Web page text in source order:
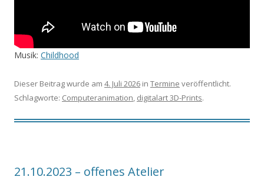
Musik: Childhood
Dieser Beitrag wurde am 4. Juli 2026 in Termine veröffentlicht.
Schlagworte: Computeranimation, digitalart 3D-Prints.
21.10.2023 – offenes Atelier